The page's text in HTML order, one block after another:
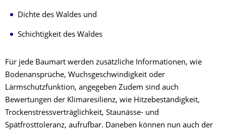
Dichte des Waldes und
Schichtigkeit des Waldes
Für jede Baumart werden zusätzliche Informationen, wie
Bodenansprüche, Wuchsgeschwindigkeit oder
Lärmschutzfunktion, angegeben Zudem sind auch
Bewertungen der Klimaresilienz, wie Hitzebeständigkeit,
Trockenstressverträglichkeit, Staunässe- und
Spätfrosttoleranz, aufrufbar. Daneben können nun auch der